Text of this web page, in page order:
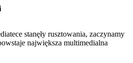
stanęły rusztowania, zaczynamy
największa multimedialna